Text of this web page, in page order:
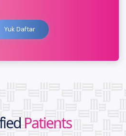
Yuk Daftar
Patients